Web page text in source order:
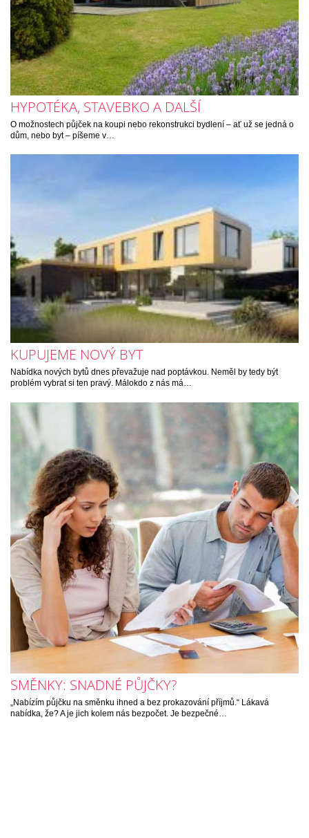
HYPOTÉKA, STAVEBKO A DALŠÍ
O možnostech půjček na koupi nebo rekonstrukci bydlení – ať už se jedná o
dům, nebo byt – píšeme v…
KUPUJEME NOVÝ BYT
Nabídka nových bytů dnes převažuje nad poptávkou. Neměl by tedy být
problém vybrat si ten pravý. Málokdo z nás má…
SMĚNKY: SNADNÉ PŮJČKY?
„Nabízím půjčku na směnku ihned a bez prokazování příjmů.“ Lákavá
nabídka, že? A je jich kolem nás bezpočet. Je bezpečné…